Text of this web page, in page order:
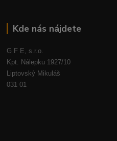
Kde nás nájdete
G F E, s.r.o.
Kpt. Nálepku 1927/10
Liptovský Mikuláš
031 01